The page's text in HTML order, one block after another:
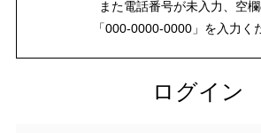
また電話番号が未入力、空
「000-0000-0000」を入力く
ログイン